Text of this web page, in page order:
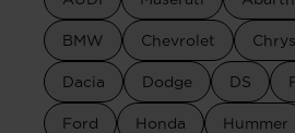
BMW Chevrolet
Dacia Dodge DS
Ford Honda Hummer